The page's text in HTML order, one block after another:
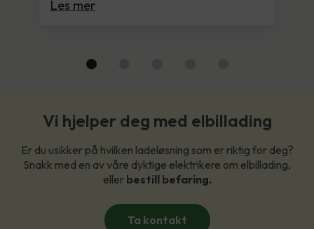
Les mer
Vi hjelper deg med elbillading
Er du usikker på hvilken ladeløsning som er riktig for deg?
Snakk med en av våre dyktige elektrikere om elbillading,
eller bestill befaring.
Ta kontakt